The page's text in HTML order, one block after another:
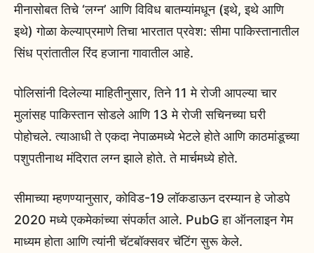
मीनासोबत तिचे ‘लग्न’ आणि विविध बातम्यांमधून (इथे, इथे आणि
इथे) गोळा केल्याप्रमाणे तिचा भारतात प्रवेश: सीमा पाकिस्तानातील
सिंध प्रांतातील रिंद हजाना गावातील आहे.
पोलिसांनी दिलेल्या माहितीनुसार, तिने 11 मे रोजी आपल्या चार
मुलांसह पाकिस्तान सोडले आणि 13 मे रोजी सचिनच्या घरी
पोहोचले. त्याआधी ते एकदा नेपाळमध्ये भेटले होते आणि काठमांडूच्या
पशुपतीनाथ मंदिरात लग्न झाले होते. ते मार्चमध्ये होते.
सीमाच्या म्हणण्यानुसार, कोविड-19 लॉकडाऊन दरम्यान हे जोडपे
2020 मध्ये एकमेकांच्या संपर्कात आले. PubG हा ऑनलाइन गेम
माध्यम होता आणि त्यांनी चॅटबॉक्सवर चॅटिंग सुरू केले.